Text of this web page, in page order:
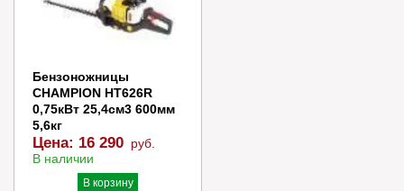
Купить в 1 клик
Бензоножницы
CHAMPION HT626R
0,75кВт 25,4см3 600мм
5,6кг
Цена: 16 290 руб.
В наличии
В корзину